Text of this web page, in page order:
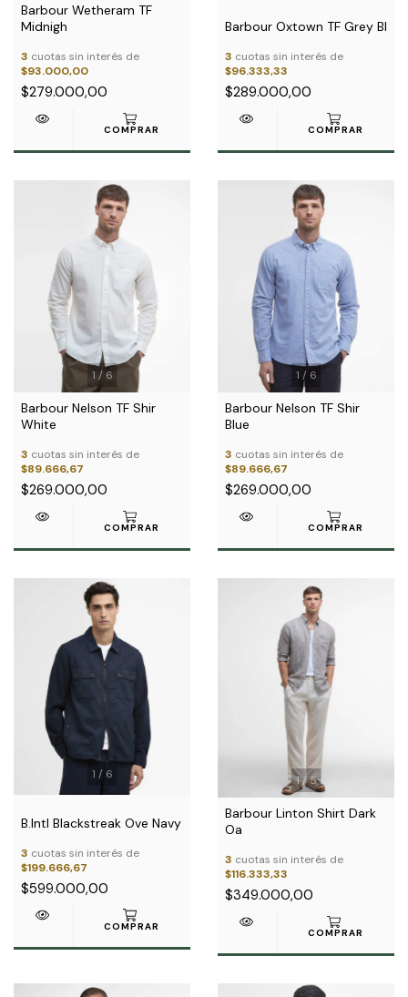
Barbour Wetheram TF
Midnigh
3 cuotas sin interés de
$93.000,00
$279.000,00
COMPRAR
Barbour Oxtown TF Grey Bl
3 cuotas sin interés de
$96.333,33
$289.000,00
COMPRAR
1 / 6
Barbour Nelson TF Shir
White
3 cuotas sin interés de
$89.666,67
$269.000,00
COMPRAR
1 / 6
Barbour Nelson TF Shir
Blue
3 cuotas sin interés de
$89.666,67
$269.000,00
COMPRAR
1 / 6
B.Intl Blackstreak Ove Navy
3 cuotas sin interés de
$199.666,67
$599.000,00
COMPRAR
1/5
Barbour Linton Shirt Dark
Oa
3 cuotas sin interés de
$116.333,33
$349.000,00
COMPRAR